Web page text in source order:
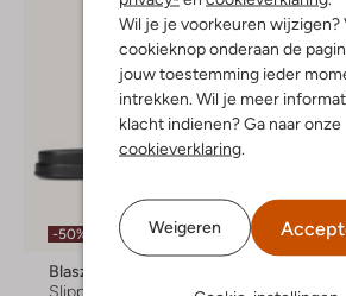
Wil je je voorkeuren wijzigen?
cookieknop onderaan de
jouw toestemming ieder
intrekken. Wil je meer
klacht indienen? Ga naar onze
cookieverklaring
Weigeren
-50%
Blasz
Slippers
-50%
Slippers